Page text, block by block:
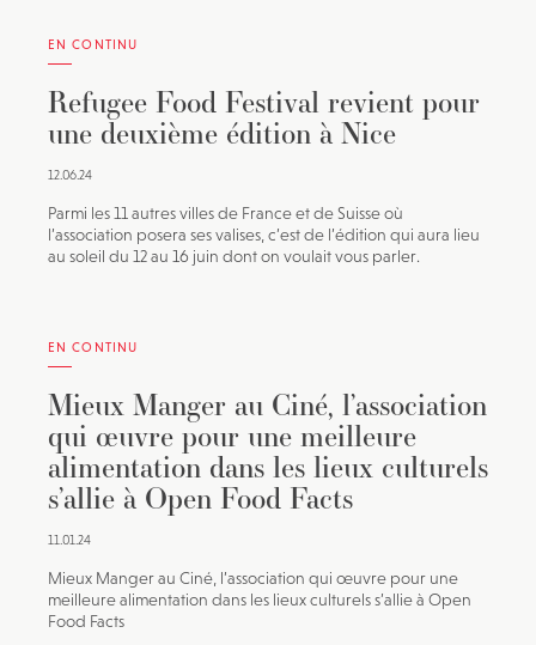
EN CONTINU
Refugee Food Festival revient pour
une deuxième édition à Nice
12.06.24
Parmi les 11 autres villes de France et de Suisse où
l’association posera ses valises, c’est de l’édition qui aura lieu
au soleil du 12 au 16 juin dont on voulait vous parler.
EN CONTINU
Mieux Manger au Ciné, l’association
qui œuvre pour une meilleure
alimentation dans les lieux culturels
s’allie à Open Food Facts
11.01.24
Mieux Manger au Ciné, l’association qui œuvre pour une
meilleure alimentation dans les lieux culturels s’allie à Open
Food Facts